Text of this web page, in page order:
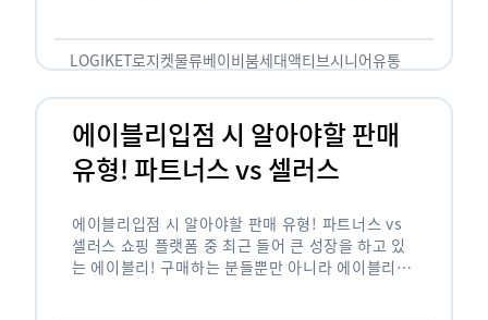
오고 있습니다. 하지만 사회가 늙어가는 …
LOGIKET로지켓물류베이비붐세대액티브시니어유통
에이블리입점 시 알아야할 판매
유형! 파트너스 vs 셀러스
에이블리입점 시 알아야할 판매 유형! 파트너스 vs
셀러스 쇼핑 플랫폼 중 최근 들어 큰 성장을 하고 있
는 에이블리! 구매하는 분들뿐만 아니라 에이블리에